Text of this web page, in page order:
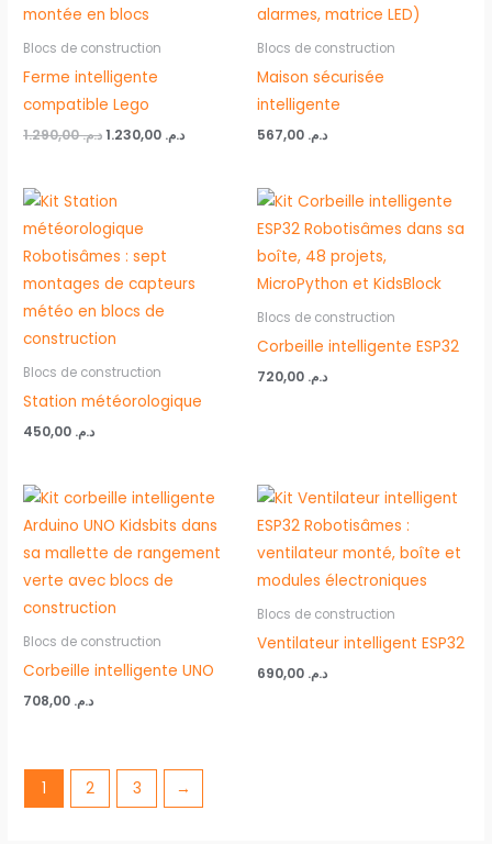
Blocs de construction
Ferme intelligente
compatible Lego
د.م.1.290,00 د.م.
Blocs de construction
Maison sécurisée
intelligente
د.م.
Blocs de construction
Station météorologique
د.م.
Blocs de construction
Corbeille intelligente ESP32
د.م.
Blocs de construction
Corbeille intelligente UNO
د.م.
Blocs de construction
Ventilateur intelligent ESP32
د.م.
1 2 3 →